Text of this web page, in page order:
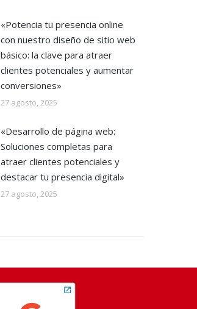
«Potencia tu presencia online
con nuestro diseño de sitio web
básico: la clave para atraer
clientes potenciales y aumentar
conversiones»
27 agosto, 2025
«Desarrollo de página web:
Soluciones completas para
atraer clientes potenciales y
destacar tu presencia digital»
27 agosto, 2025